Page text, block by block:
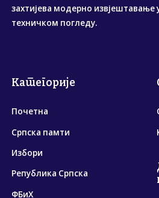
захтијева модерно извјештавање
техничком погледу.
Категорије
Почетна
Српска памти
Избори
Република Српска
ФБиХ